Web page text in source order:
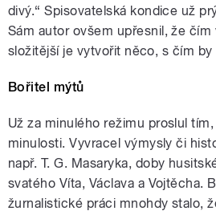
divý.“ Spisovatelská kondice už
Sám autor ovšem upřesnil, že
složitější je vytvořit něco, s čím
Bořitel mýtů
Už za minulého režimu proslul
minulosti. Vyvracel výmysly či
např. T. G. Masaryka, doby
svatého Víta, Václava a Vojtěcha.
žurnalistické práci mnohdy stalo,